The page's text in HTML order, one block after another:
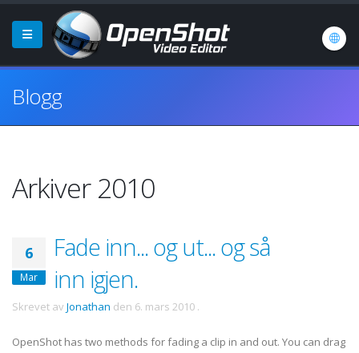
Blogg
Arkiver 2010
6
Mar
Fade inn... og ut... og så
inn igjen.
Skrevet av Jonathan den 6. mars 2010 .
OpenShot has two methods for fading a clip in and out. You can drag